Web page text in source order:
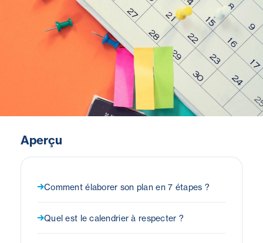
Aperçu
Comment élaborer son plan en 7 étapes ?
Quel est le calendrier à respecter ?